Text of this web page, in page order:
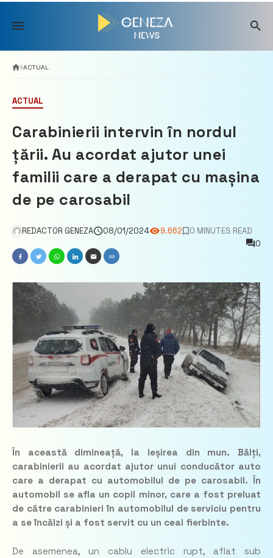
Skip
content
ACTUAL
ACTUAL
Carabinierii intervin în nordul
țării. Au acordat ajutor unei
familii care a derapat cu mașina
de pe carosabil
REDACTOR GENEZA 08/01/2024 9.662
0 MINUTES READ
0
În această dimineață, la ieșirea din mun. Bălți,
carabinierii au acordat ajutor unui conducător auto
care a derapat cu automobilul de pe carosabil. În
automobil se afla un copil minor, care a fost preluat
de către carabinieri în automobilul de serviciu pentru
a se încălzi și a fost servit cu un ceai fierbinte.
De asemenea, un cablu electric rupt, aflat sub